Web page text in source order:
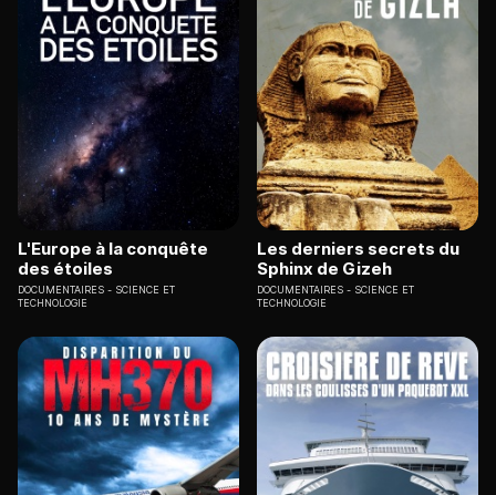
L'Europe à la conquête
des étoiles
DOCUMENTAIRES
SCIENCE ET
TECHNOLOGIE
Les derniers secrets du
Sphinx de Gizeh
DOCUMENTAIRES
SCIENCE ET
TECHNOLOGIE